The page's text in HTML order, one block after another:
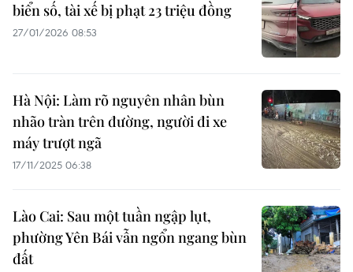
biển số, tài xế bị phạt 23 triệu đồng
27/01/2026 08:53
Hà Nội: Làm rõ nguyên nhân bùn
nhão tràn trên đường, người đi xe
máy trượt ngã
17/11/2025 06:38
Lào Cai: Sau một tuần ngập lụt,
phường Yên Bái vẫn ngổn ngang bùn
đất